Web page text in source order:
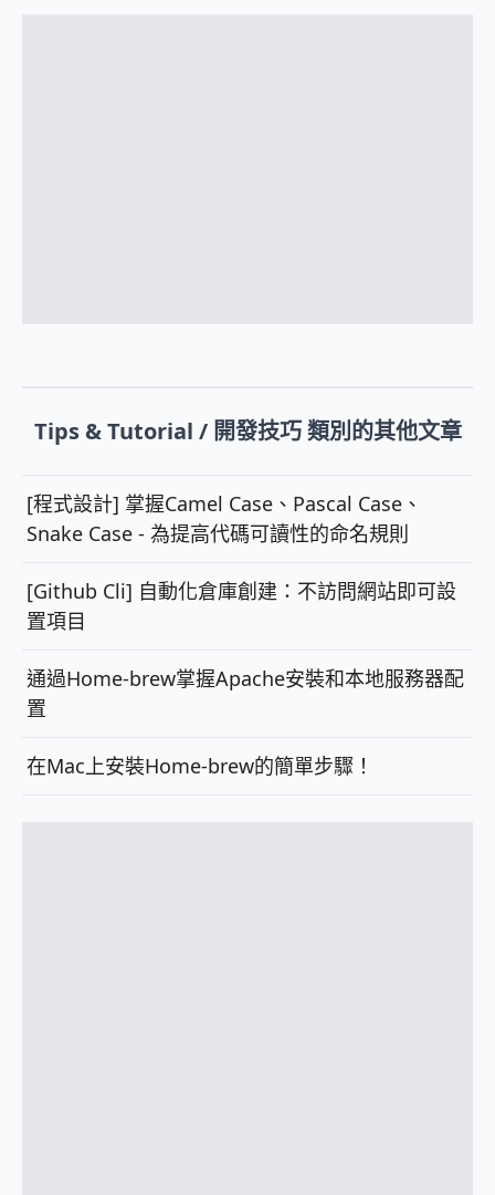
Tips & Tutorial / 開發技巧 類別的其他文章
[程式設計] 掌握Camel Case、Pascal Case、
Snake Case - 為提高代碼可讀性的命名規則
[Github Cli] 自動化倉庫創建：不訪問網站即可設
置項目
通過Home-brew掌握Apache安裝和本地服務器配
置
在Mac上安裝Home-brew的簡單步驟！